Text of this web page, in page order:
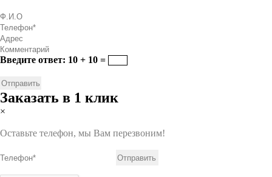
Введите ответ: 10 + 10 =
Заказать в 1 клик
×
Оставьте телефон, мы Вам перезвоним!